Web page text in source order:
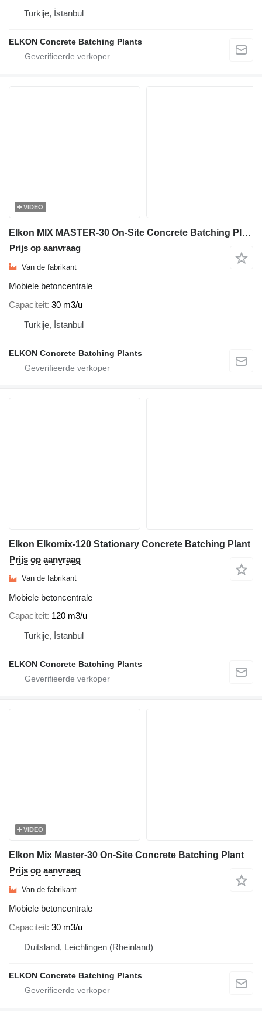
Turkije, İstanbul
ELKON Concrete Batching Plants
VIDEO
Elkon MIX MASTER-30 On-Site Concrete Batching Plant
Prijs op aanvraag
Van de fabrikant
Mobiele betoncentrale
Capaciteit 30 m3/u
Turkije, İstanbul
ELKON Concrete Batching Plants
Elkon Elkomix-120 Stationary Concrete Batching Plant
Prijs op aanvraag
Van de fabrikant
Mobiele betoncentrale
Capaciteit 120 m3/u
Turkije, İstanbul
ELKON Concrete Batching Plants
VIDEO
Elkon Mix Master-30 On-Site Concrete Batching Plant
Prijs op aanvraag
Van de fabrikant
Mobiele betoncentrale
Capaciteit 30 m3/u
Duitsland, Leichlingen (Rheinland)
ELKON Concrete Batching Plants